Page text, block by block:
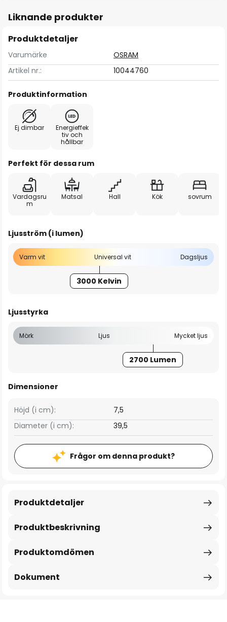
Liknande produkter
Produktdetaljer
Varumärke
OSRAM
Artikel nr.:
10044760
Produktinformation
Ej dimbar
Energieffek
tiv och
hållbar
Perfekt för dessa rum
Vardagsru
m
Matsal Hall Kök sovrum
Ljusström (i lumen)
Varm vit Universal vit Dagsljus
3000 Kelvin
Ljusstyrka
Mörk Ljus Mycket ljus
2700 Lumen
Dimensioner
Höjd (i cm):
7,5
Diameter (i cm):
39,5
Frågor om denna produkt?
Produktbeskrivning
Produktdetaljer
Produktomdömen
Dokument